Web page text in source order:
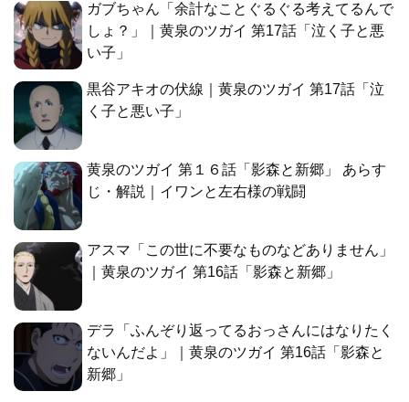
ガブちゃん「余計なことぐるぐる考えてるんで
しょ？」｜黄泉のツガイ 第17話「泣く子と悪
い子」
黒谷アキオの伏線｜黄泉のツガイ 第17話「泣
く子と悪い子」
黄泉のツガイ 第１６話「影森と新郷」 あらす
じ・解説｜イワンと左右様の戦闘
アスマ「この世に不要なものなどありません」
｜黄泉のツガイ 第16話「影森と新郷」
デラ「ふんぞり返ってるおっさんにはなりたく
ないんだよ」｜黄泉のツガイ 第16話「影森と
新郷」